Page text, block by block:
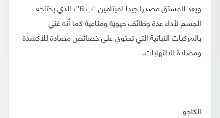
ويعد الفستق مصدرا جيدا لفيتامين "ب 6″، الذي يحتاجه
الجسم لأداء عدة وظائف حيوية ومناعية كما أنه غني
بالمركبات النباتية التي تحتوي على خصائص مضادة للأكسدة
ومضادة للالتهابات.
الكاجو